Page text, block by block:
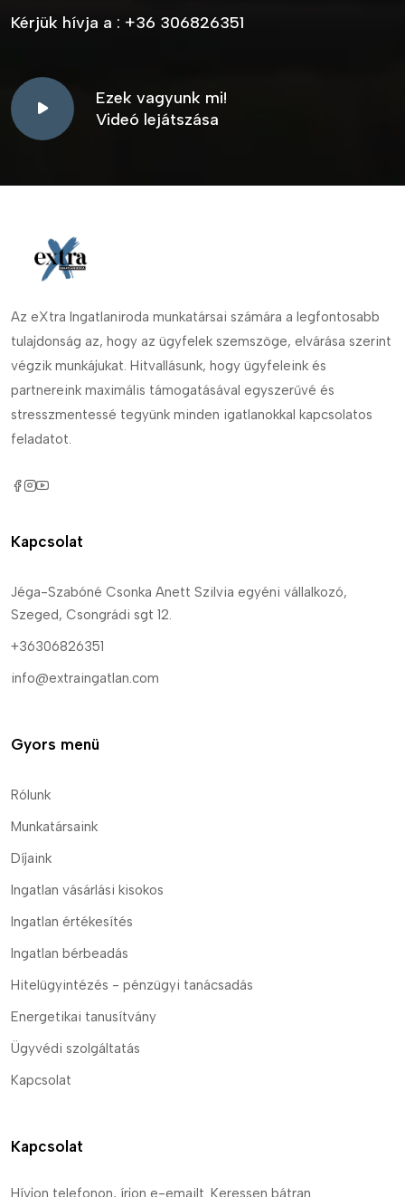
Kérjük hívja a : +36 306826351
Ezek vagyunk mi!
Videó lejátszása
Az eXtra Ingatlaniroda munkatársai számára a legfontosabb
tulajdonság az, hogy az ügyfelek szemszöge, elvárása szerint
végzik munkájukat. Hitvallásunk, hogy ügyfeleink és
partnereink maximális támogatásával egyszerűvé és
stresszmentessé tegyünk minden igatlanokkal kapcsolatos
feladatot.
Kapcsolat
Jéga-Szabóné Csonka Anett Szilvia egyéni vállalkozó,
Szeged, Csongrádi sgt 12.
+36306826351
info@extraingatlan.com
Gyors menü
Rólunk
Munkatársaink
Díjaink
Ingatlan vásárlási kisokos
Ingatlan értékesítés
Ingatlan bérbeadás
Hitelügyintézés - pénzügyi tanácsadás
Energetikai tanusítvány
Ügyvédi szolgáltatás
Kapcsolat
Kapcsolat
Hívjon telefonon, írjon e-emailt. Keressen bátran.